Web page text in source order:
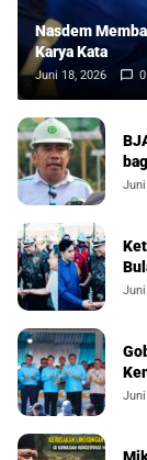
Nasdem
Karya Kata
Juni 18, 2026 0
Juni
Juni
Juni